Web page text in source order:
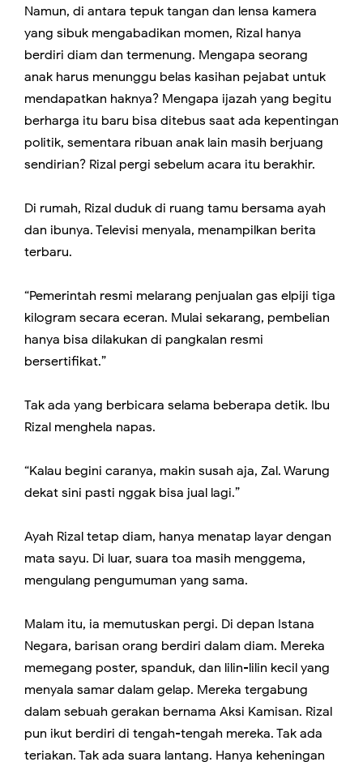
Namun, di antara tepuk tangan dan lensa kamera
yang sibuk mengabadikan momen, Rizal hanya
berdiri diam dan termenung. Mengapa seorang
anak harus menunggu belas kasihan pejabat untuk
mendapatkan haknya? Mengapa ijazah yang begitu
berharga itu baru bisa ditebus saat ada kepentingan
politik, sementara ribuan anak lain masih berjuang
sendirian? Rizal pergi sebelum acara itu berakhir.
Di rumah, Rizal duduk di ruang tamu bersama ayah
dan ibunya. Televisi menyala, menampilkan berita
terbaru.
“Pemerintah resmi melarang penjualan gas elpiji tiga
kilogram secara eceran. Mulai sekarang, pembelian
hanya bisa dilakukan di pangkalan resmi
bersertifikat.”
Tak ada yang berbicara selama beberapa detik. Ibu
Rizal menghela napas.
“Kalau begini caranya, makin susah aja, Zal. Warung
dekat sini pasti nggak bisa jual lagi.”
Ayah Rizal tetap diam, hanya menatap layar dengan
mata sayu. Di luar, suara toa masih menggema,
mengulang pengumuman yang sama.
Malam itu, ia memutuskan pergi. Di depan Istana
Negara, barisan orang berdiri dalam diam. Mereka
memegang poster, spanduk, dan lilin-lilin kecil yang
menyala samar dalam gelap. Mereka tergabung
dalam sebuah gerakan bernama Aksi Kamisan. Rizal
pun ikut berdiri di tengah-tengah mereka. Tak ada
teriakan. Tak ada suara lantang. Hanya keheningan